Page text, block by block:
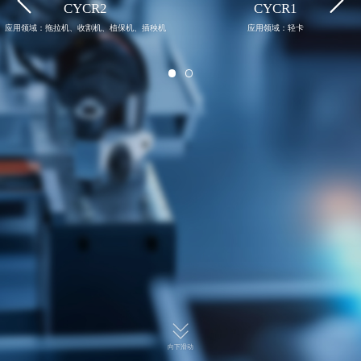
CYCR2
应用领域：拖拉机、收割机、植保机、插秧机
CYCR1
应用领域：轻卡